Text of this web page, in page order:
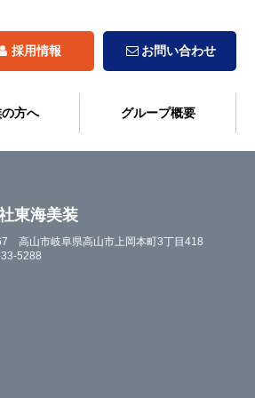
採用情報 お問い合わせ
方へ グループ概要
東海美装
高山市岐阜県高山市上岡本町3丁目418
5288